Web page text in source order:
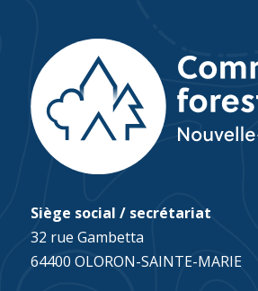
Siège social / secrétariat
32 rue Gambetta
64400 OLORON-SAINTE-MARIE